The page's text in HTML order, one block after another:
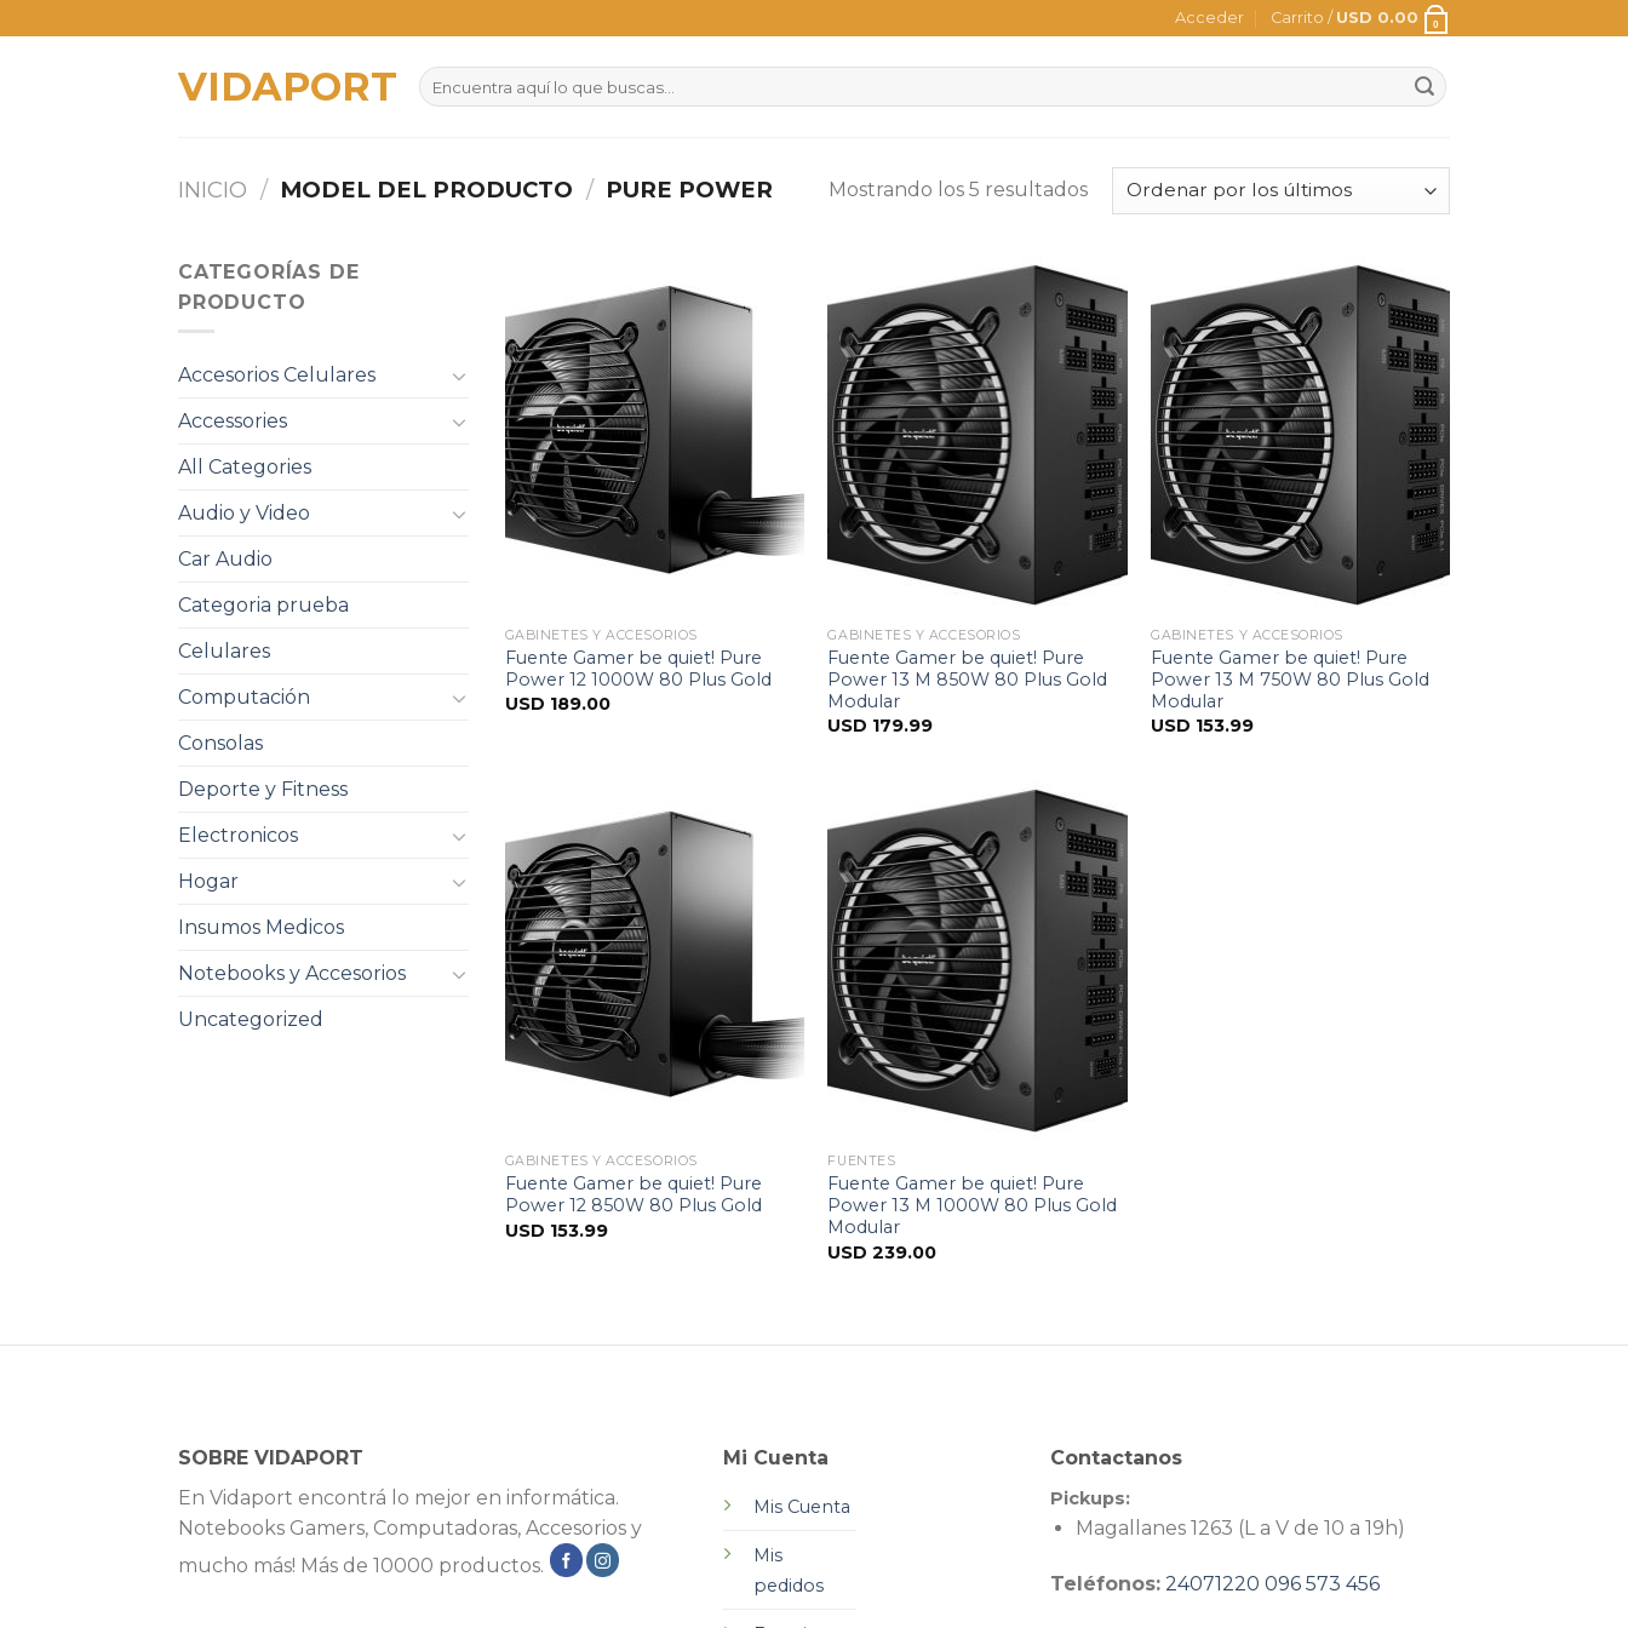
to
Acceder Carrito / USD 0.00 0
VIDAPORT
Buscar
por:
INICIO / MODEL DEL PRODUCTO / PURE POWER Mostrando los 5 resultados
CATEGORÍAS DE
PRODUCTO
Accesorios Celulares
Accessories
All Categories
Audio y Video
Car Audio
Categoria prueba
Celulares
Computación
Consolas
Deporte y Fitness
Electronicos
Hogar
Insumos Medicos
Notebooks y Accesorios
Uncategorized
GABINETES Y ACCESORIOS
Fuente Gamer be quiet! Pure
Power 12 1000W 80 Plus Gold
USD 189.00
GABINETES Y ACCESORIOS
Fuente Gamer be quiet! Pure
Power 13 M 850W 80 Plus Gold
Modular
USD 179.99
GABINETES Y ACCESORIOS
Fuente Gamer be quiet! Pure
Power 13 M 750W 80 Plus Gold
Modular
USD 153.99
GABINETES Y ACCESORIOS
Fuente Gamer be quiet! Pure
Power 12 850W 80 Plus Gold
USD 153.99
FUENTES
Fuente Gamer be quiet! Pure
Power 13 M 1000W 80 Plus Gold
Modular
USD239.00
SOBRE VIDAPORT
En Vidaport encontrá lo mejor en informática.
Notebooks Gamers, Computadoras, Accesorios y
mucho más! Más de 10000 productos.
Mi Cuenta
Mis Cuenta
Mis
pedidos
Contactanos
Pickups:
Magallanes 1263 (L a V de 10 a 19h)
Teléfonos: 24071220 096 573 456